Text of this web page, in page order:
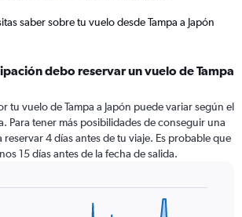
saber sobre tu vuelo desde Tampa a Japón
debo reservar un vuelo de Tampa
tu vuelo de Tampa a Japón puede variar según el
Para tener más posibilidades de conseguir una
reservar 4 días antes de tu viaje. Es probable que
15 días antes de la fecha de salida.